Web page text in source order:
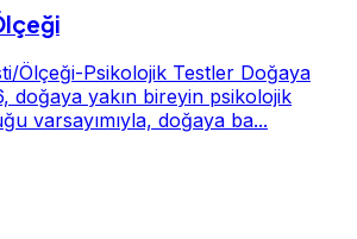
Psikolojik Testler Doğaya
doğaya yakın bireyin psikolojik
varsayımıyla, doğaya ba...